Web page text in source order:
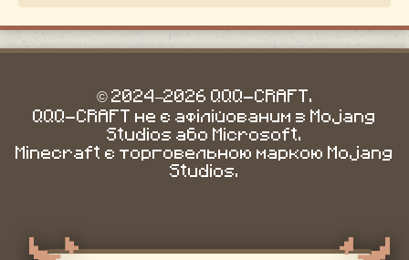
© 2024–2026 QQQ-CRAFT.
QQQ-CRAFT не є афілійованим з Mojang
Studios або Microsoft.
Minecraft є торговельною маркою Mojang
Studios.